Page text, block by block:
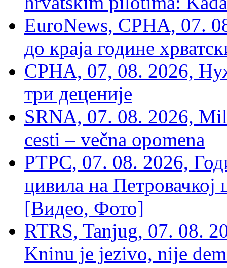
EuroNews, СРНА, 07.
до краја године
СРНА, 07, 08. 2026,
три деценије
SRNA, 07. 08. 2026,
cesti – večna opomena
РТРС, 07. 08. 2026,
цивила на Петровачкој
[Видео, Фото]
RTRS, Tanjug, 07. 08.
Kninu je jezivo, nije